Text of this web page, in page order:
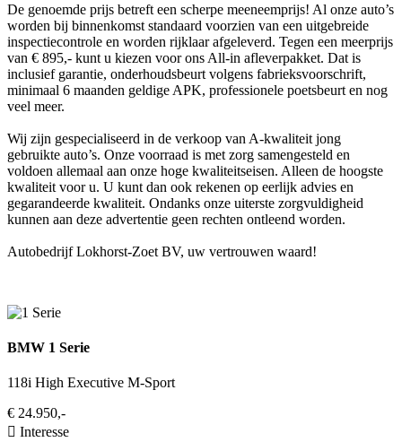
De genoemde prijs betreft een scherpe meeneemprijs! Al onze auto’s
worden bij binnenkomst standaard voorzien van een uitgebreide
inspectiecontrole en worden rijklaar afgeleverd. Tegen een meerprijs
van € 895,- kunt u kiezen voor ons All-in afleverpakket. Dat is
inclusief garantie, onderhoudsbeurt volgens fabrieksvoorschrift,
minimaal 6 maanden geldige APK, professionele poetsbeurt en nog
veel meer.
Wij zijn gespecialiseerd in de verkoop van A-kwaliteit jong
gebruikte auto’s. Onze voorraad is met zorg samengesteld en
voldoen allemaal aan onze hoge kwaliteitseisen. Alleen de hoogste
kwaliteit voor u. U kunt dan ook rekenen op eerlijk advies en
gegarandeerde kwaliteit. Ondanks onze uiterste zorgvuldigheid
kunnen aan deze advertentie geen rechten ontleend worden.
Autobedrijf Lokhorst-Zoet BV, uw vertrouwen waard!
BMW 1 Serie
118i High Executive M-Sport
€ 24.950,-
Interesse